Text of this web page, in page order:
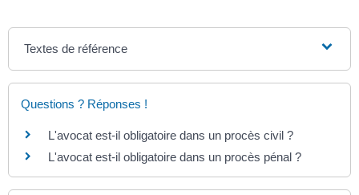
Textes de référence
Questions ? Réponses !
L'avocat est-il obligatoire dans un procès civil ?
L'avocat est-il obligatoire dans un procès pénal ?